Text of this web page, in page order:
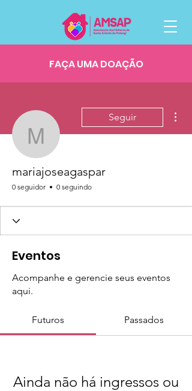
FAÇA UMA DOAÇÃO
Seguir
mariajoseagaspar
0 seguidor 0 seguindo
Eventos
Acompanhe e gerencie seus eventos
aqui.
Futuros Passados
Ainda não há ingressos ou